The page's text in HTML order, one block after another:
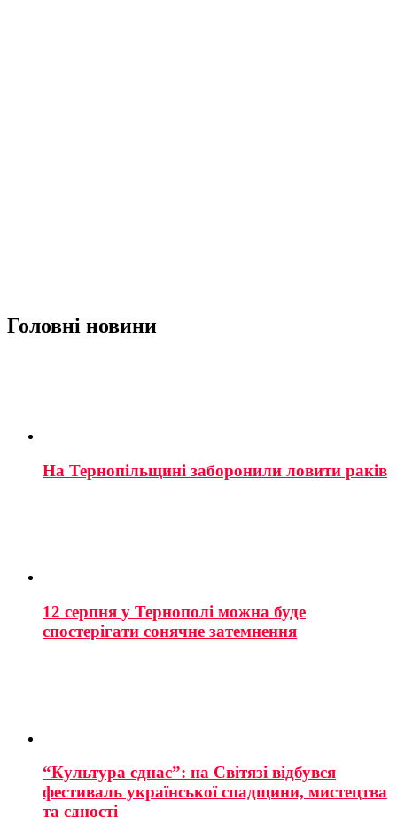
Головні новини
На Тернопільщині заборонили ловити раків
12 серпня у Тернополі можна буде
спостерігати сонячне затемнення
“Культура єднає”: на Світязі відбувся
фестиваль української спадщини, мистецтва
та єдності